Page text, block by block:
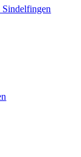
Sindelfingen